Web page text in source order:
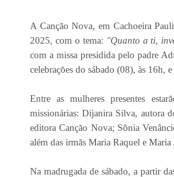
A Canção Nova, em Cachoeira
2025, com o tema: "Quanto a ti,
com a missa presidida pelo padre
celebrações do sábado (08), às 16h,
Entre as mulheres presentes
missionárias: Dijanira Silva, autora
editora Canção Nova; Sônia
além das irmãs Maria Raquel e
Na madrugada de sábado, a partir